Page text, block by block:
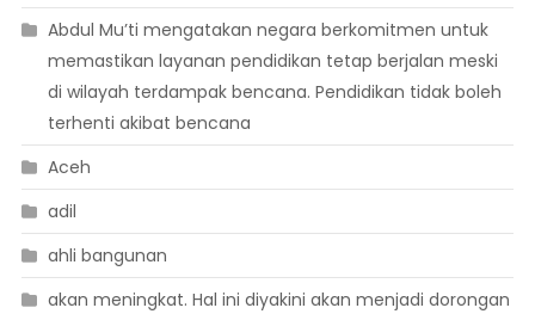
Abdul Mu’ti mengatakan negara berkomitmen untuk
memastikan layanan pendidikan tetap berjalan meski
di wilayah terdampak bencana. Pendidikan tidak boleh
terhenti akibat bencana
Aceh
adil
ahli bangunan
akan meningkat. Hal ini diyakini akan menjadi dorongan